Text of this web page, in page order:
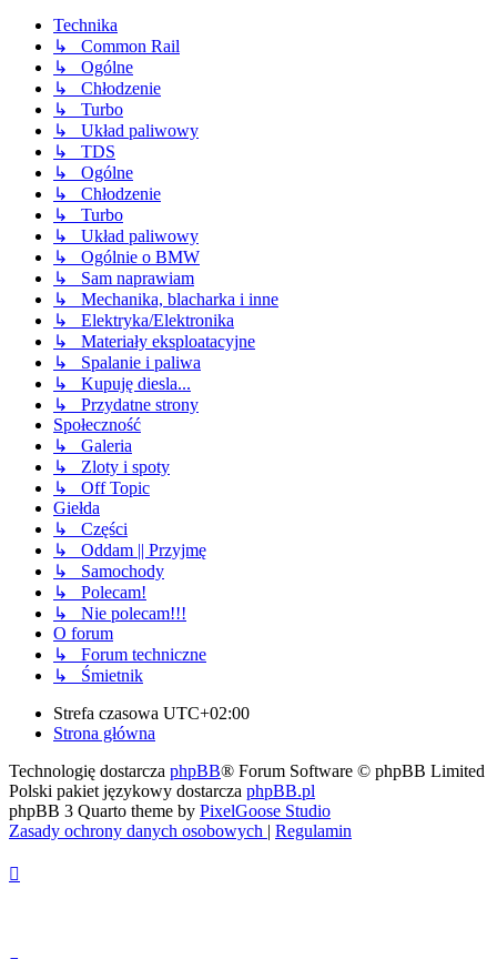
Technika
↳ Common Rail
↳ Ogólne
↳ Chłodzenie
↳ Turbo
↳ Układ paliwowy
↳ TDS
↳ Ogólne
↳ Chłodzenie
↳ Turbo
↳ Układ paliwowy
↳ Ogólnie o BMW
↳ Sam naprawiam
↳ Mechanika, blacharka i inne
↳ Elektryka/Elektronika
↳ Materiały eksploatacyjne
↳ Spalanie i paliwa
↳ Kupuję diesla...
↳ Przydatne strony
Społeczność
↳ Galeria
↳ Zloty i spoty
↳ Off Topic
Giełda
↳ Części
↳ Oddam || Przyjmę
↳ Samochody
↳ Polecam!
↳ Nie polecam!!!
O forum
↳ Forum techniczne
↳ Śmietnik
Strefa czasowa UTC+02:00
Strona główna
Technologię dostarcza phpBB® Forum Software © phpBB Limited
Polski pakiet językowy dostarcza phpBB.pl
phpBB 3 Quarto theme by PixelGoose Studio
Zasady ochrony danych osobowych | Regulamin